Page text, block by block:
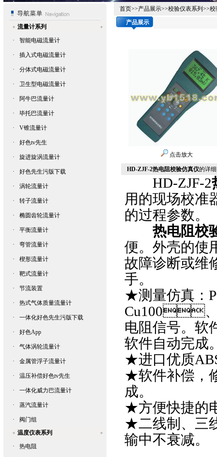
流量计系列
·
智能电磁流量计
· 插入式电磁流量计
· 分体式电磁流量计
· 卫生型电磁流量计
· 阿牛巴流量计
· 毕托巴流量计
· V锥流量计
· 好色tv先生
· 旋进旋涡流量计
· 好色先生污版下载
· 涡轮流量计
· 转子流量计
· 椭圆齿轮流量计
· 平衡流量计
· 弯管流量计
· 楔形流量计
· 靶式流量计
· 节流装置
· 热式气体质量流量计
· 一体化好色先生污版下载
· 好色App
· 气体涡轮流量计
· 金属管浮子流量计
· 温压补偿好色tv先生
· 一体化威力巴流量计
· 蒸汽流量计
·
阀门组
温度仪表系列
·
热电阻
首页>>产品展示>>校验仪表系列 >>校
产品展示
点击放大
HD-ZJF-2热电阻校验仿真仪的详细
HD-ZJF-2
用的现场校准
的过程参数。
热电阻校
便。外壳的使
故障诊断或维修
手。
★测量仿真：
Cu100
电阻信号。
软件自动完成
★进口优质
★软件补偿
成。
★方便快捷的
★二线制、三
输中不衰减。